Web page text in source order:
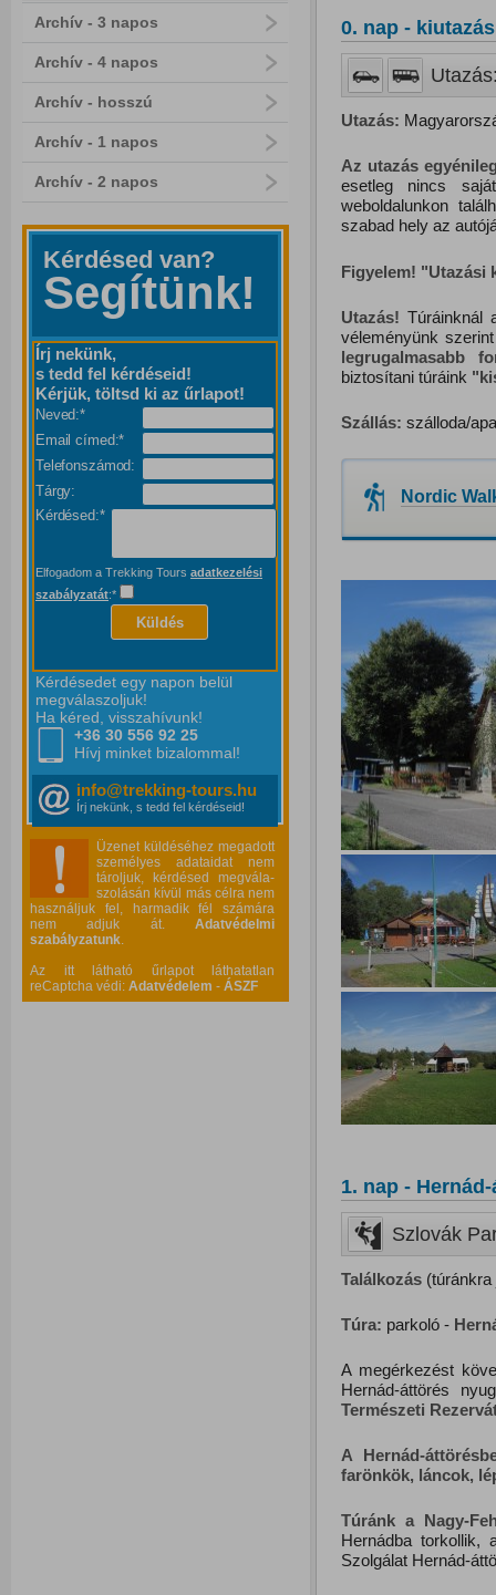
Archív - 3 napos
Archív - 4 napos
Archív - hosszú
Archív - 1 napos
Archív - 2 napos
Kérdésed van?
Segítünk!
Írj nekünk,
s tedd fel kérdéseid!
Kérjük, töltsd ki az űrlapot!
Neved:*
Email címed:*
Telefonszámod:
Tárgy:
Kérdésed:*
Elfogadom a Trekking Tours adatkezelési
szabályzatát:*
Küldés
Kérdésedet egy napon belül
megválaszoljuk!
Ha kéred, visszahívunk!
+36 30 556 92 25
Hívj minket bizalommal!
info@trekking-tours.hu
Írj nekünk, s tedd fel kérdéseid!
Üzenet küldéséhez megadott
személyes adataidat nem
tároljuk, kérdésed megvála-
szolásán kívül más célra nem
használjuk fel, harmadik fél számára
nem adjuk át. Adatvédelmi
szabályzatunk.
Az itt látható űrlapot láthatatlan
reCaptcha védi: Adatvédelem - ÁSZF
0. nap - kiutazás
Utazás:
Az utazás
esetleg nincs
weboldalunkon
szabad hely az
Figyelem! "Utazási
Utazás! Túráinknál
véleményünk
legrugalmasabb
biztosítani túráink "
Szállás: szálloda/
Nordic
1. nap -
Szlovák
Találkozás(túránkra
Túra: parkoló -
A megérkezést
Hernád-áttörés
Természeti
A Hernád-
farönkök, láncok,
Túránk a Nagy-
Hernádba torkollik,
Szolgálat Hernád-